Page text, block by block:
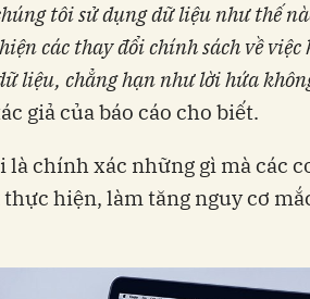
tôi sử dụng dữ liệu như thế
các thay đổi chính sách về việc
liệu, chẳng hạn như lời hứa
giả của báo cáo cho biết.
là chính xác những gì mà các
hiện, làm tăng nguy cơ